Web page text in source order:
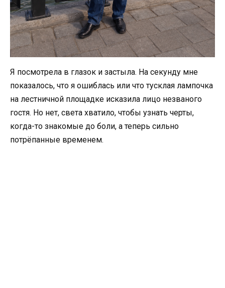
Я посмотрела в глазок и застыла. На секунду мне
показалось, что я ошиблась или что тусклая лампочка
на лестничной площадке исказила лицо незваного
гостя. Но нет, света хватило, чтобы узнать черты,
когда-то знакомые до боли, а теперь сильно
потрёпанные временем.